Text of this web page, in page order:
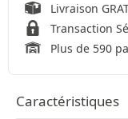
Livraison
Transaction
Plus de 590
Caractéristiques